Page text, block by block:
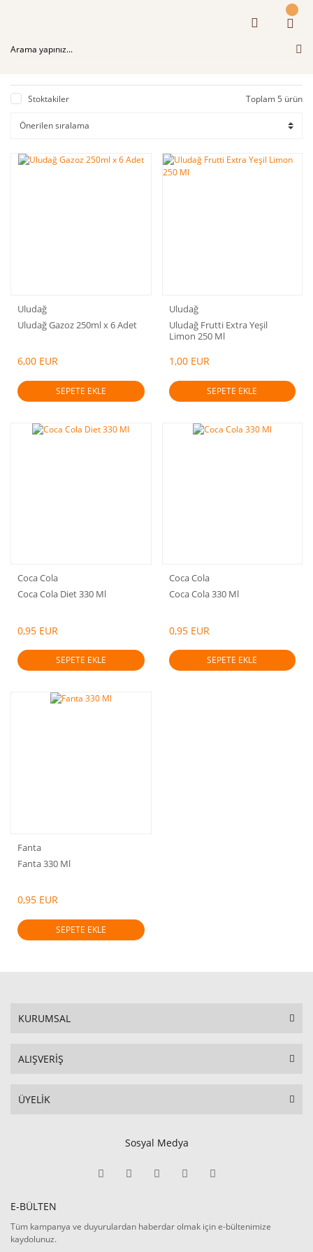
Stoktakiler Toplam 5 ürün
Uludağ
Uludağ Gazoz 250ml x 6 Adet
6,00 EUR
SEPETE EKLE
Uludağ
Uludağ Frutti Extra Yeşil
Limon 250 Ml
1,00 EUR
SEPETE EKLE
Coca Cola
Coca Cola Diet 330 Ml
0,95 EUR
SEPETE EKLE
Coca Cola
Coca Cola 330 Ml
0,95 EUR
SEPETE EKLE
Fanta
Fanta 330 Ml
0,95 EUR
SEPETE EKLE
KURUMSAL
ALIŞVERİŞ
ÜYELİK
Sosyal Medya
E-BÜLTEN
Tüm kampanya ve duyurulardan haberdar olmak için e-bültenimize
kaydolunuz.